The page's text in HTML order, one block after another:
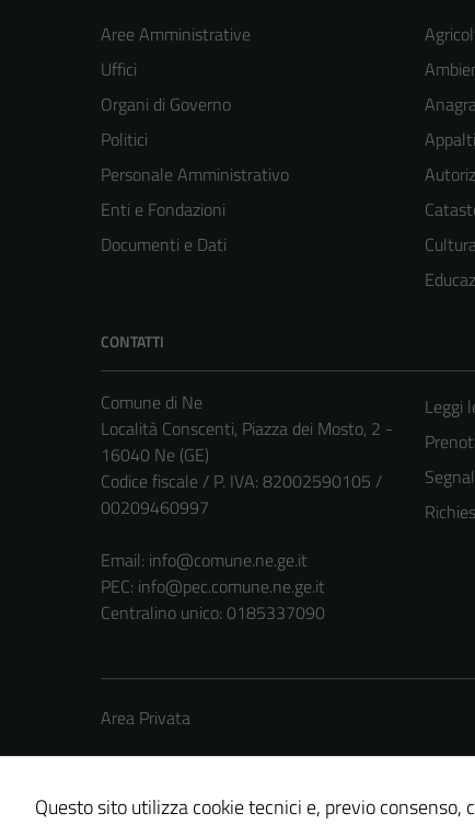
Aree Amministrative
Uffici
Organi di Governo
Politici
Personale Amministrativo
Enti e Fondazioni
Documenti e Dati
CONTATTI
Comune di Ne
Località Conscenti, Piazza dei Mosto, 2 -
16040 Ne (GE)
Codice fiscale / P. IVA: 82002590105 /
00209460997
Email: info@comune.ne.ge.it
PEC: info@pec.comune.ne.ge.it
Centralino unico: 0185337090
Leggi
Area Privata
Questo sito utilizza cookie tecnici e, previo